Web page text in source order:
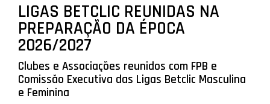
LIGAS BETCLIC REUNIDAS NA
PREPARAÇÃO DA ÉPOCA
2026/2027
Clubes e Associações reunidos com FPB e
Comissão Executiva das Ligas Betclic Masculina
e Feminina